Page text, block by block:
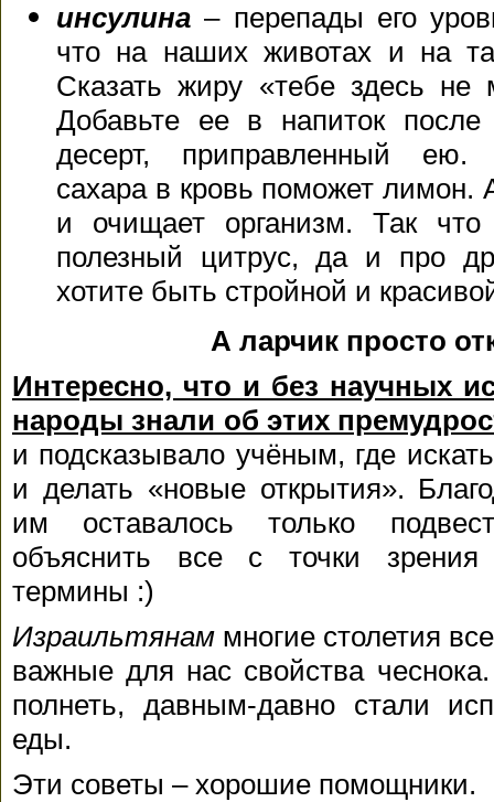
инсулина– перепады его
что на наших животах и на
Сказать жиру «тебе здесь
Добавьте ее в напиток
десерт, приправленный ею.
сахара в кровь поможет лимон.
и очищает организм. Так
полезный цитрус, да и про
хотите быть стройной и
А ларчик просто
Интересно, что и без научных
народы знали об этих
и подсказывало учёным, где
и делать «новые открытия».
им оставалось только
объяснить все с точки зрения
термины :)
Израильтянам многие столетия
важные для нас свойства
полнеть, давным-давно стали
еды.
Эти советы – хорошие помощники.